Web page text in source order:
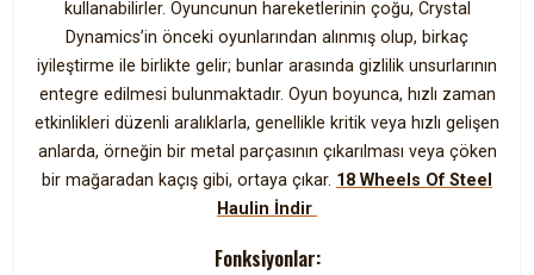
kullanabilirler. Oyuncunun hareketlerinin çoğu, Crystal
Dynamics’in önceki oyunlarından alınmış olup, birkaç
iyileştirme ile birlikte gelir; bunlar arasında gizlilik unsurlarının
entegre edilmesi bulunmaktadır. Oyun boyunca, hızlı zaman
etkinlikleri düzenli aralıklarla, genellikle kritik veya hızlı gelişen
anlarda, örneğin bir metal parçasının çıkarılması veya çöken
bir mağaradan kaçış gibi, ortaya çıkar. 18 Wheels Of Steel
Haulin İndir
Fonksiyonlar: